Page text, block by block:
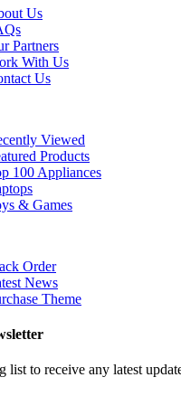
Us
Partners
With Us
Us
Viewed
Products
100 Appliances
& Games
Order
News
Theme
list to receive any latest